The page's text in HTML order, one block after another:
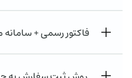
فاکتور رسمی + سامانه